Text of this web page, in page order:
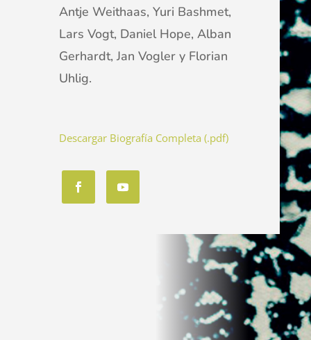
Antje Weithaas, Yuri Bashmet,
Lars Vogt, Daniel Hope, Alban
Gerhardt, Jan Vogler y Florian
Uhlig.
Descargar Biografía Completa (.pdf)